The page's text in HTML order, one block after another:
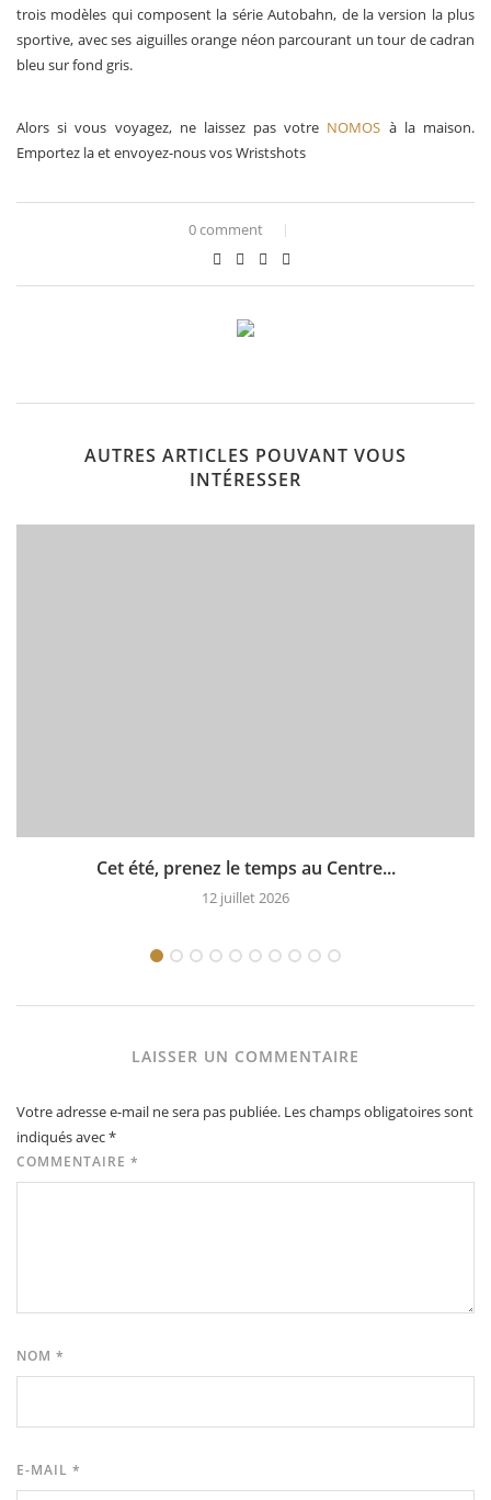
trois modèles qui composent la série Autobahn, de la version la plus
sportive, avec ses aiguilles orange néon parcourant un tour de cadran
bleu sur fond gris.
Alors si vous voyagez, ne laissez pas votre NOMOS à la maison.
Emportez la et envoyez-nous vos Wristshots
0 comment
AUTRES ARTICLES POUVANT VOUS
INTÉRESSER
Cet été, prenez le temps au Centre...
12 juillet 2026
LAISSER UN COMMENTAIRE
Votre adresse e-mail ne sera pas publiée. Les champs obligatoires sont
indiqués avec*
COMMENTAIRE *
NOM *
E-MAIL *